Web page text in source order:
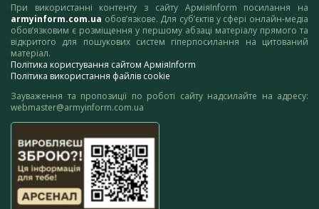
При використанні контенту з сайту АрміяInform посилання на
armyinform.com.ua обов’язкове. Для суб’єктів у сфері онлайн-медіа
обов’язковим є розміщення у першому абзаці матеріалу прямого та
відкритого для пошукових систем гіперпосилання на цитований
матеріал.
Політика користування сайтом АрміяInform
Політика використання файлів cookie
Зауваження та пропозиції по роботі сайту надсилайте на адресу:
webmaster@armyinform.com.ua